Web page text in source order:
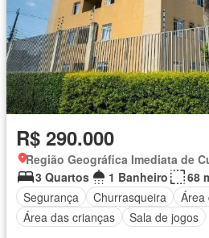
R$ 290.000
3 Quartos
1 Banheiro
68
Segurança
Churrasqueira
Área
Área das crianças
Sala de jogos